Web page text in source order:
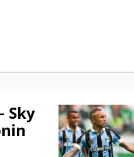
Sky